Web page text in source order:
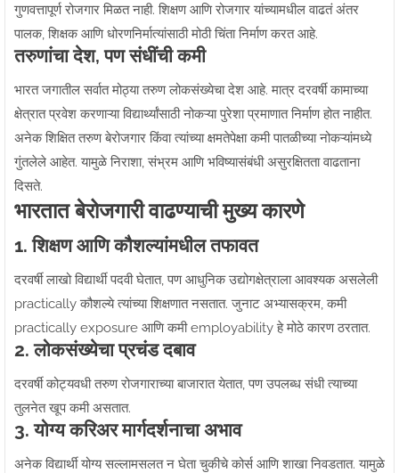
गुणवत्तापूर्ण रोजगार मिळत नाही. शिक्षण आणि रोजगार यांच्यामधील वाढतं अंतर
पालक, शिक्षक आणि धोरणनिर्मात्यांसाठी मोठी चिंता निर्माण करत आहे.
तरुणांचा देश, पण संधींची कमी
भारत जगातील सर्वात मोठ्या तरुण लोकसंख्येचा देश आहे. मात्र दरवर्षी कामाच्या
क्षेत्रात प्रवेश करणाऱ्या विद्यार्थ्यांसाठी नोकऱ्या पुरेशा प्रमाणात निर्माण होत नाहीत.
अनेक शिक्षित तरुण बेरोजगार किंवा त्यांच्या क्षमतेपेक्षा कमी पातळीच्या नोकऱ्यांमध्ये
गुंतलेले आहेत. यामुळे निराशा, संभ्रम आणि भविष्यासंबंधी असुरक्षितता वाढताना
दिसते.
भारतात बेरोजगारी वाढण्याची मुख्य कारणे
1. शिक्षण आणि कौशल्यांमधील तफावत
दरवर्षी लाखो विद्यार्थी पदवी घेतात, पण आधुनिक उद्योगक्षेत्राला आवश्यक असलेली
practically कौशल्ये त्यांच्या शिक्षणात नसतात. जुनाट अभ्यासक्रम, कमी
practically exposure आणि कमी employability हे मोठे कारण ठरतात.
2. लोकसंख्येचा प्रचंड दबाव
दरवर्षी कोट्यवधी तरुण रोजगाराच्या बाजारात येतात, पण उपलब्ध संधी त्याच्या
तुलनेत खूप कमी असतात.
3. योग्य करिअर मार्गदर्शनाचा अभाव
अनेक विद्यार्थी योग्य सल्लामसलत न घेता चुकीचे कोर्स आणि शाखा निवडतात. यामुळे